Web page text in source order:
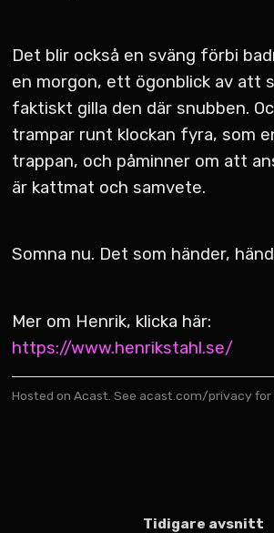
Det blir också en sväng förbi
en morgon, ett ögonblick av att
faktiskt gilla den där snubben.
trampar runt klockan fyra, som
trappan, och påminner om att
är kattmat och samvete.
Somna nu. Det som händer,
Mer om Henrik, klicka här:
https://www.henrikstahl.se/
Hosted on Acast. See acast.com/privacy for
Tidigare avsnitt